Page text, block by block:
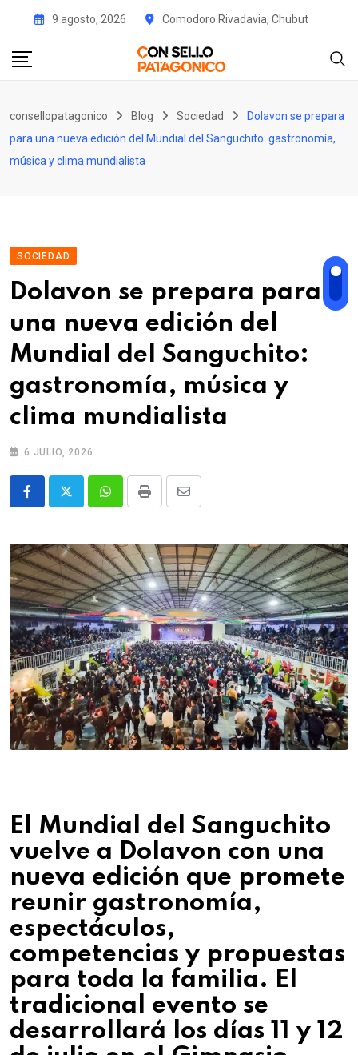
content
9 agosto, 2026 Comodoro Rivadavia, Chubut
consellopatagonico Blog Sociedad
Dolavon se prepara
para una nueva edición del Mundial del Sanguchito: gastronomía,
música y clima mundialista
SOCIEDAD
Dolavon se prepara para
una nueva edición del
Mundial del Sanguchito:
gastronomía, música y
clima mundialista
6 JULIO, 2026
WhatsappPrint
Share
Email
El Mundial del Sanguchito
vuelve a Dolavon con una
nueva edición que promete
reunir gastronomía,
espectáculos,
competencias y propuestas
para toda la familia. El
tradicional evento se
desarrollará los días 11 y 12